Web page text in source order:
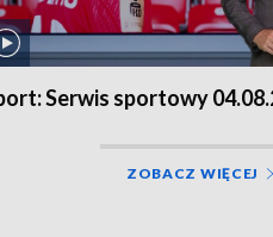
Serwis sportowy
ZOBACZ WIĘCEJ